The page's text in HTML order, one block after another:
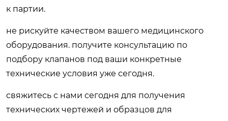
к партии.
не рискуйте качеством вашего медицинского
оборудования. получите консультацию по
подбору клапанов под ваши конкретные
технические условия уже сегодня.
свяжитесь с нами сегодня для получения
технических чертежей и образцов для